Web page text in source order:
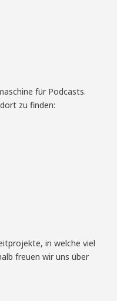
für Podcasts.
zu finden:
in welche viel
freuen wir uns über